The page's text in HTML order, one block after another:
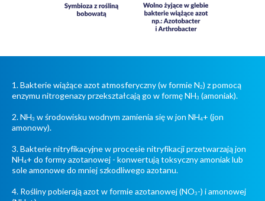
1. Bakterie wiążące azot atmosferyczny (w formie N2) z pomocą
enzymu nitrogenazy przekształcają go w formę NH3 (amoniak).
2. NH3 w środowisku wodnym zamienia się w jon NH4+ (jon
amonowy).
3. Bakterie nitryfikacyjne w procesie nitryfikacji przetwarzają jon
NH4+ do formy azotanowej - konwertują toksyczny amoniak lub
sole amonowe do mniej szkodliwego azotanu.
4. Rośliny pobierają azot w formie azotanowej (NO3 -) i amonowej